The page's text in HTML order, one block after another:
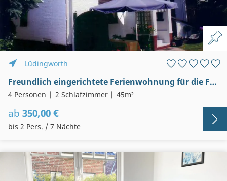
Lüdingworth
Freundlich eingerichtete Ferienwohnung für die Familie mit zwei Kindern
4 Personen 2 Schlafzimmer 45m²
ab 350,00 €
bis 2 Pers. / 7 Nächte